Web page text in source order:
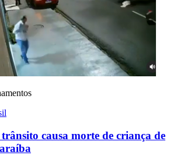
causa morte de criança de